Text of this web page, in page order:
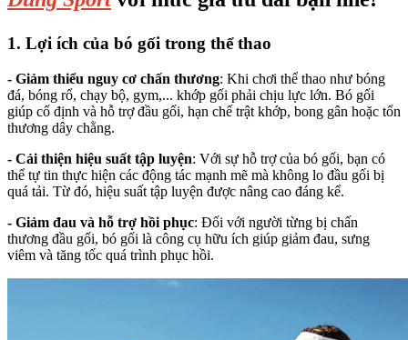
1. Lợi ích của bó gối trong thể thao
- Giảm thiểu nguy cơ chấn thương: Khi chơi thể thao như bóng
đá, bóng rổ, chạy bộ, gym,... khớp gối phải chịu lực lớn. Bó gối
giúp cố định và hỗ trợ đầu gối, hạn chế trật khớp, bong gân hoặc tổn
thương dây chằng.
- Cải thiện hiệu suất tập luyện: Với sự hỗ trợ của bó gối, bạn có
thể tự tin thực hiện các động tác mạnh mẽ mà không lo đầu gối bị
quá tải. Từ đó, hiệu suất tập luyện được nâng cao đáng kể.
- Giảm đau và hỗ trợ hồi phục: Đối với người từng bị chấn
thương đầu gối, bó gối là công cụ hữu ích giúp giảm đau, sưng
viêm và tăng tốc quá trình phục hồi.